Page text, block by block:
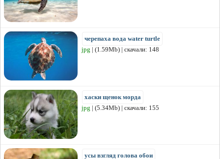
черепаха вода water turtle
jpg | (1.59Mb) | скачали: 148
хаски щенок морда
jpg | (5.34Mb) | скачали: 155
усы взгляд голова обои